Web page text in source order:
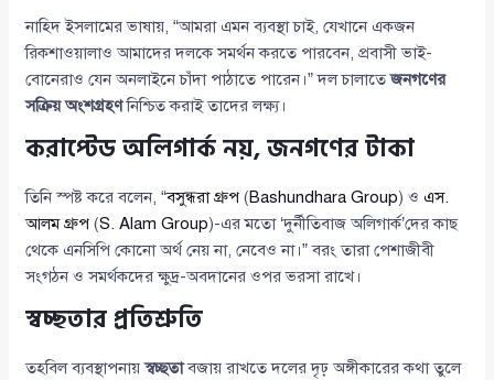
নাহিদ ইসলামের ভাষায়, “আমরা এমন ব্যবস্থা চাই, যেখানে একজন
রিকশাওয়ালাও আমাদের দলকে সমর্থন করতে পারবেন, প্রবাসী ভাই-
বোনেরাও যেন অনলাইনে চাঁদা পাঠাতে পারেন।” দল চালাতেজনগণের
সক্রিয় অংশগ্রহণনিশ্চিত করাই তাদের লক্ষ্য।
করাপ্টেড অলিগার্ক নয়, জনগণের টাকা
তিনি স্পষ্ট করে বলেন, “বসুন্ধরা গ্রুপ (Bashundhara Group) ওএস.
আলম গ্রুপ (S. Alam Group)-এর মতো ‘দুর্নীতিবাজ অলিগার্ক’দের কাছ
থেকে এনসিপি কোনো অর্থ নেয় না, নেবেও না।” বরং তারা পেশাজীবী
সংগঠন ও সমর্থকদের ক্ষুদ্র-অবদানের ওপর ভরসা রাখে।
স্বচ্ছতার প্রতিশ্রুতি
তহবিল ব্যবস্থাপনায়স্বচ্ছতাবজায় রাখতে দলের দৃঢ় অঙ্গীকারের কথা তুলে